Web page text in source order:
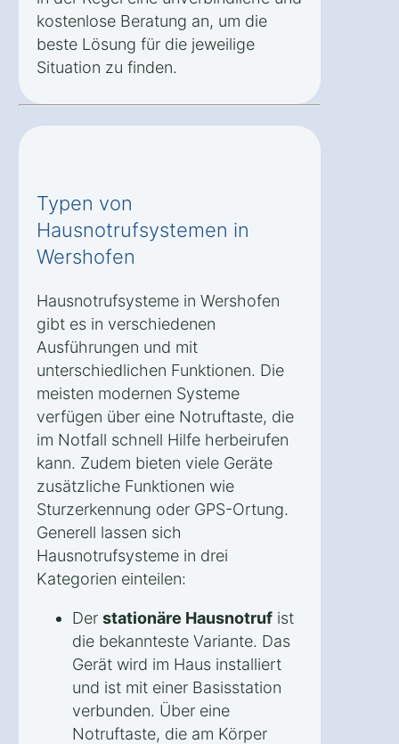
kostenlose Beratung an, um die
beste Lösung für die jeweilige
Situation zu finden.
Typen von
Hausnotrufsystemen in
Wershofen
Hausnotrufsysteme in Wershofen
gibt es in verschiedenen
Ausführungen und mit
unterschiedlichen Funktionen. Die
meisten modernen Systeme
verfügen über eine Notruftaste, die
im Notfall schnell Hilfe herbeirufen
kann. Zudem bieten viele Geräte
zusätzliche Funktionen wie
Sturzerkennung oder GPS-Ortung.
Generell lassen sich
Hausnotrufsysteme in drei
Kategorien einteilen:
Der stationäre Hausnotruf ist
die bekannteste Variante. Das
Gerät wird im Haus installiert
und ist mit einer Basisstation
verbunden. Über eine
Notruftaste, die am Körper